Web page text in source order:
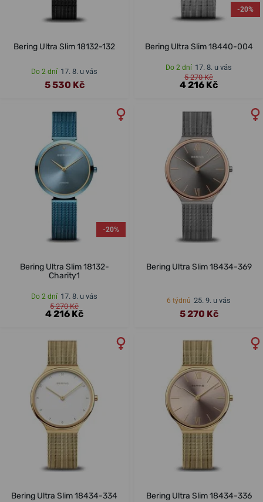
Bering Ultra Slim 18132-132
Do 2 dní 17. 8. u vás
5 530 Kč
-20%
Bering Ultra Slim 18440-004
Do 2 dní 17. 8. u vás
5 270 Kč
4 216 Kč
-20%
Bering Ultra Slim 18132-
Charity1
Do 2 dní 17. 8. u vás
5 270 Kč
4 216 Kč
Bering Ultra Slim 18434-369
6 týdnů 25. 9. u vás
5 270 Kč
Bering Ultra Slim 18434-334 Bering Ultra Slim 18434-336